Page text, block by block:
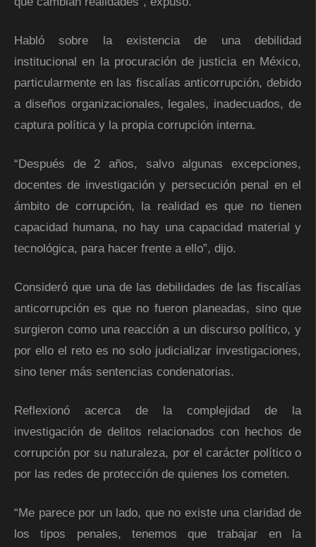
Habló sobre la existencia de una debilidad
institucional en la procuración de justicia en México,
particularmente en las fiscalías anticorrupción, debido
a diseños organizacionales, legales, inadecuados, de
captura política y la propia corrupción interna.
“Después de 2 años, salvo algunas excepciones,
docentes de investigación y persecución penal en el
ámbito de corrupción, la realidad es que no tienen
capacidad humana, no hay una capacidad material y
tecnológica, para hacer frente a ello”, dijo.
Consideró que una de las debilidades de las fiscalías
anticorrupción es que no fueron planeadas, sino que
surgieron como una reacción a un discurso político, y
por ello el reto es no solo judicializar investigaciones,
sino tener más sentencias condenatorias.
Reflexionó acerca de la complejidad de la
investigación de delitos relacionados con hechos de
corrupción por su naturaleza, por el carácter político o
por las redes de protección de quienes los cometen.
“Me parece por un lado, que no existe una claridad de
los tipos penales, tenemos que trabajar en la